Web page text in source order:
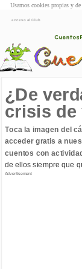
acceso al Club
¿De
crisis de
Toca la imagen del
acceder gratis a
cuentos con
de ellos siempre que
Advertisement
Usamos cookies propias y